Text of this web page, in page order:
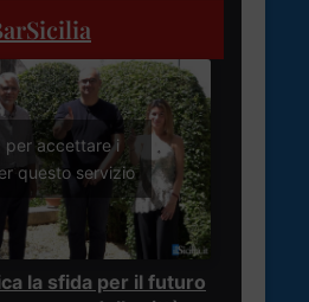
per accettare i
questo servizio
la sfida per il futuro